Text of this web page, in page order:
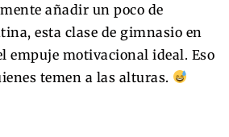
añadir un poco de
esta clase de gimnasio en
empuje motivacional ideal. Eso
temen a las alturas.